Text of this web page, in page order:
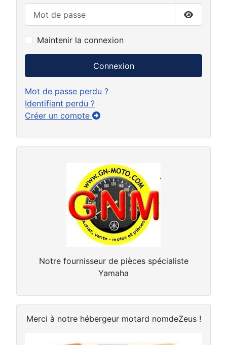
Afficher
Maintenir la connexion
Connexion
Mot de passe perdu ?
Identifiant perdu ?
Créer un compte
Notre fournisseur de pièces spécialiste
Yamaha
Merci à notre hébergeur motard nomdeZeus !